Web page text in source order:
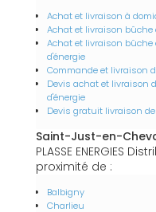
Achat et livraison à
Achat et livraison bûche
Achat et livraison
d'énergie
Commande et livraison
Devis achat et livraison
d'énergie
Devis gratuit livraison
Saint-Just-en-
PLASSE ENERGIES
proximité de :
Balbigny
Charlieu